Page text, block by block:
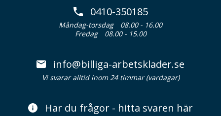
0410-350185
Måndag-torsdag
08.00 - 16.00
Fredag
08.00 - 15.00
info@billiga-arbetsklader.se
Vi svarar alltid inom 24 timmar (vardagar)
Har du frågor - hitta svaren här